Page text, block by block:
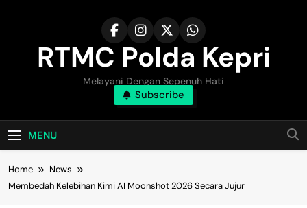
RTMC Polda Kepri
Melayani Dengan Sepenuh Hati
Subscribe
MENU
Home
News
Membedah Kelebihan Kimi AI Moonshot 2026 Secara Jujur